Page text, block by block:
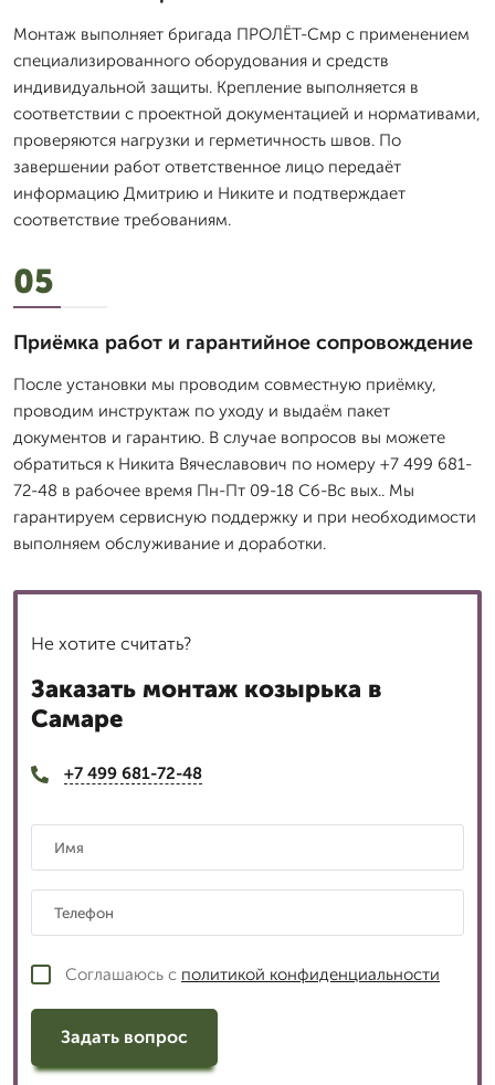
Монтаж выполняет бригада ПРОЛЁТ-Смр с применением
специализированного оборудования и средств
индивидуальной защиты. Крепление выполняется в
соответствии с проектной документацией и нормативами,
проверяются нагрузки и герметичность швов. По
завершении работ ответственное лицо передаёт
информацию Дмитрию и Никите и подтверждает
соответствие требованиям.
05
Приёмка работ и гарантийное сопровождение
После установки мы проводим совместную приёмку,
проводим инструктаж по уходу и выдаём пакет
документов и гарантию. В случае вопросов вы можете
обратиться к Никита Вячеславович по номеру +7 499 681-
72-48 в рабочее время Пн-Пт 09-18 Сб-Вс вых.. Мы
гарантируем сервисную поддержку и при необходимости
выполняем обслуживание и доработки.
Не хотите считать?
Заказать монтаж козырька в
Самаре
+7 499 681-72-48
Соглашаюсь с политикой конфиденциальности
Задать вопрос